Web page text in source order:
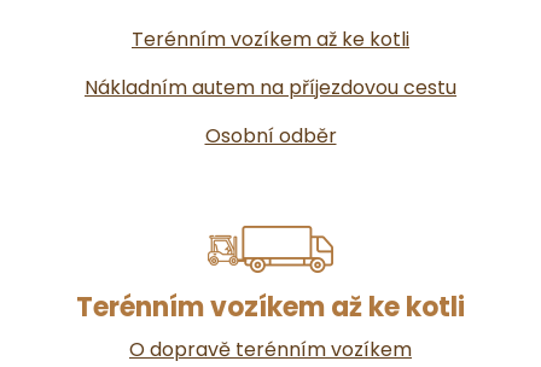
Terénním vozíkem až ke kotli
Nákladním autem na příjezdovou cestu
Osobní odběr
Terénním vozíkem až ke kotli
O dopravě terénním vozíkem